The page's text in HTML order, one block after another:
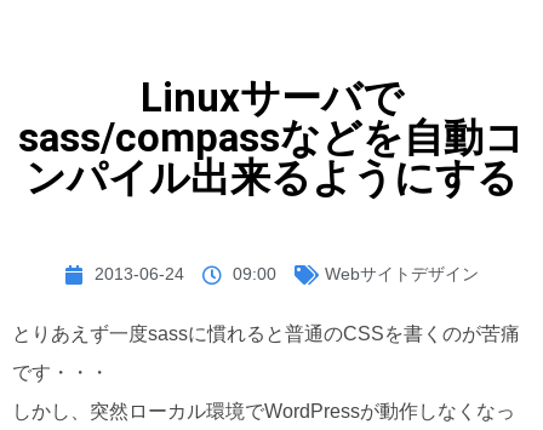
Linuxサーバで
sass/compassなどを自動コ
ンパイル出来るようにする
2013-06-24 09:00 Webサイトデザイン
とりあえず一度sassに慣れると普通のCSSを書くのが苦痛
です・・・
しかし、突然ローカル環境でWordPressが動作しなくなっ